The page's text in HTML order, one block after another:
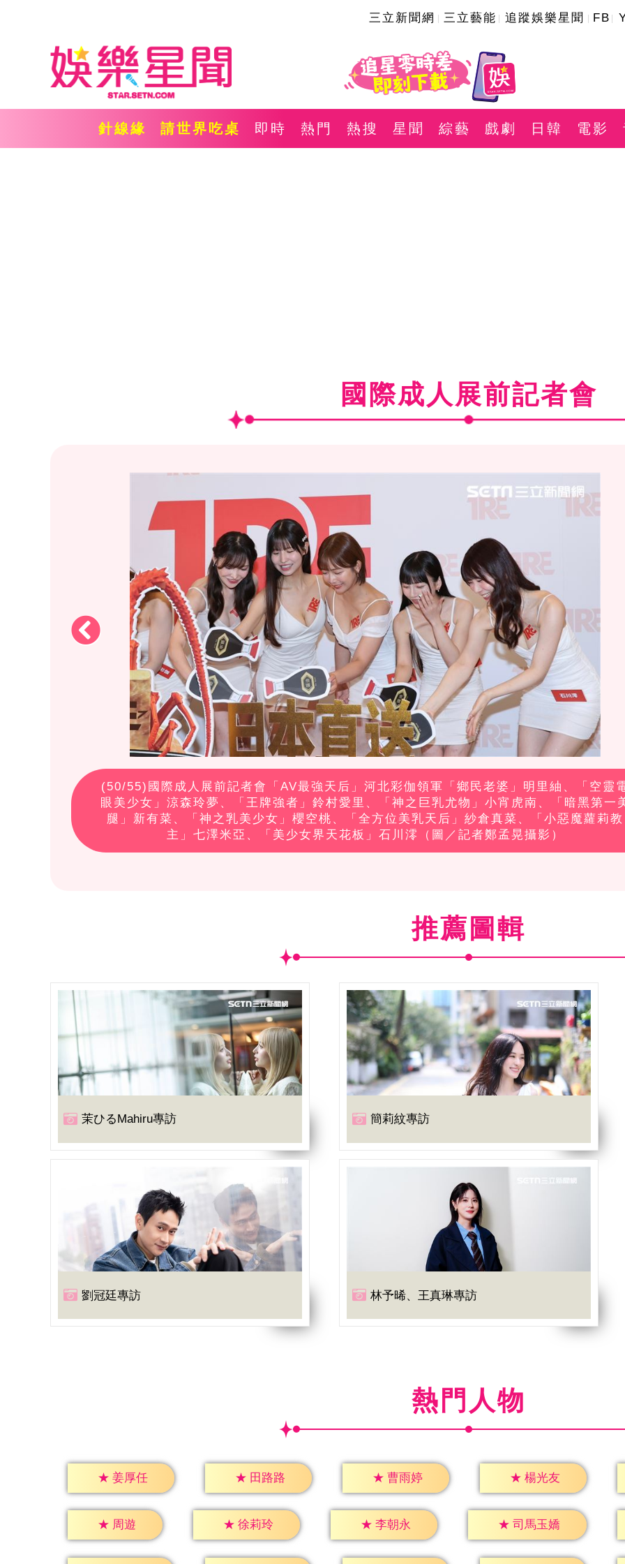
三立新聞網 三立藝能 追蹤娛樂星聞 FB
針線緣 請世界吃桌 即時 熱門 熱搜 星聞 綜藝 戲劇 日韓 電影
國際成人展前記者會
(50/55)國際成人展前記者會「AV最強天后」河北彩伽領軍「鄉民老婆」明里紬、「空靈
眼美少女」涼森玲夢、「王牌強者」鈴村愛里、「神之巨乳尤物」小宵虎南、「暗黑第一
腿」新有菜、「神之乳美少女」櫻空桃、「全方位美乳天后」紗倉真菜、「小惡魔蘿莉教
主」七澤米亞、「美少女界天花板」石川澪（圖／記者鄭孟晃攝影）
推薦圖輯
茉ひるMahiru專訪 簡莉紋專訪
劉冠廷專訪 林予晞、王真琳專訪
熱門人物
★ 姜厚任 ★ 田路路 ★ 曹雨婷 ★ 楊光友
★ 周遊 ★ 徐莉玲 ★ 李朝永 ★ 司馬玉嬌